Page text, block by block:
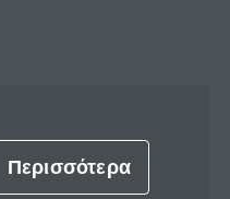
Περισσότερα